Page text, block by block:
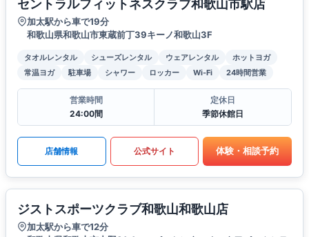
セントラルフィットネスクラブ和歌山市駅店
加太駅から車で19分
和歌山県和歌山市東蔵前丁39キーノ和歌山3F
タオルレンタル シューズレンタル ウェアレンタル
ホットヨガ
常温ヨガ
駐車場 シャワー ロッカー Wi-Fi 24時間営業
営業時間
24:00間
定休日
季節休館日
店舗情報 公式サイト 体験・相談予約
ジストスポーツクラブ和歌山和歌山店
加太駅から車で12分